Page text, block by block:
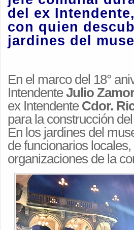
del ex
con quien
jardines del
En el marco del 18°
IntendenteJulio
ex Intendente Cdor.
para la construcción
En los jardines del
de funcionarios
organizaciones de la